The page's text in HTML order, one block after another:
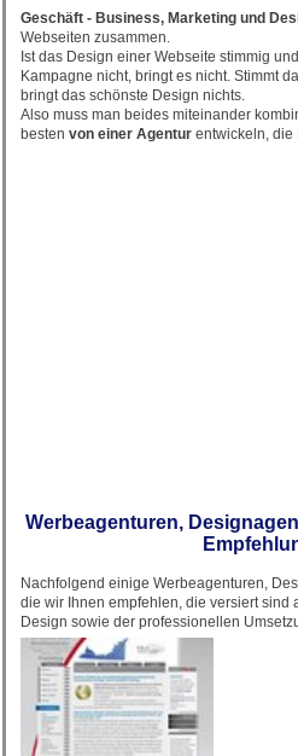
Geschäft - Business, Marketing und
Webseiten zusammen.
Ist das Design einer Webseite stimmig
Kampagne nicht, bringt es nicht. Stimmt
bringt das schönste Design nichts.
Also muss man beides miteinander
besten von einer Agentur entwickeln, die
Werbeagenturen,
Nachfolgend einige Werbeagenturen,
die wir Ihnen empfehlen, die versiert sind
Design sowie der professionellen